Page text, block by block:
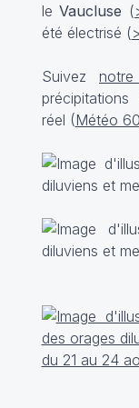
leVaucluse (
été électrisé (>
Suivez
réel (Météo 60